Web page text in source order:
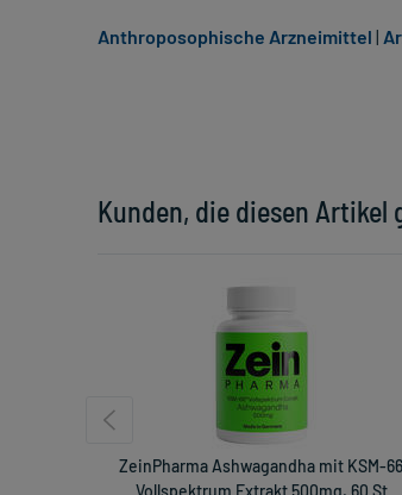
Kunden, die diesen
ZeinPharma Ashwagandha mit KSM-66
Anthroposophische Arzneimittel |